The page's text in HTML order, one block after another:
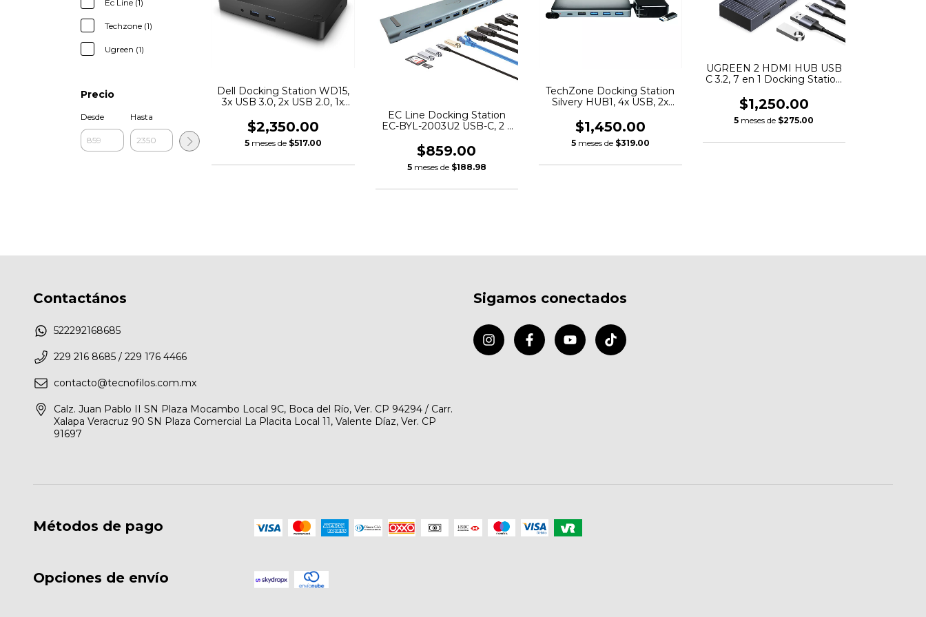
Ec Line (1)
Techzone (1)
Ugreen (1)
Precio
Desde Hasta
Dell Docking Station WD15,
3x USB 3.0, 2x USB 2.0, 1x
$2,350.00
5 meses de $517.00
EC Line Docking Station
EC-BYL-2003U2 USB-C, 2 x
HDMI, 1 x RJ-45, 1 x VGA, 1 x
3.5mm, MicroSD/SD
$859.00
5 meses de $188.98
TechZone Docking Station
Silvery HUB1, 4x USB, 2x
3.5mm, 2x USB-C, 1x SD, 1x
MicroSD, Gris
$1,450.00
5 meses de $319.00
UGREEN 2 HDMI HUB USB
C 3.2, 7 en 1 Docking Station
USB C y A de 10 Gbps,
Carga PD 100W,
Compatible con XPS,
$1,250.00
5 meses de $275.00
Contactános
522292168685
229 216 8685 / 229 176 4466
contacto@tecnofilos.com.mx
Calz. Juan Pablo II SN Plaza Mocambo Local 9C, Boca del Río, Ver. CP 94294 / Carr.
Xalapa Veracruz 90 SN Plaza Comercial La Placita Local 11, Valente Díaz, Ver. CP
91697
Sigamos conectados
Métodos de pago
Opciones de envío